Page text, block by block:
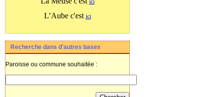
ici
L’Aube c'est ici
Recherche dans d'autres bases
Paroisse ou commune souhaitée :